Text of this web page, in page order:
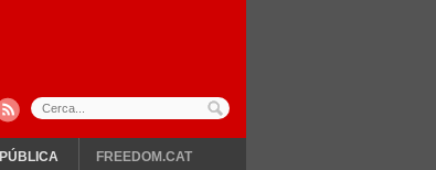
FREEDOM.CAT